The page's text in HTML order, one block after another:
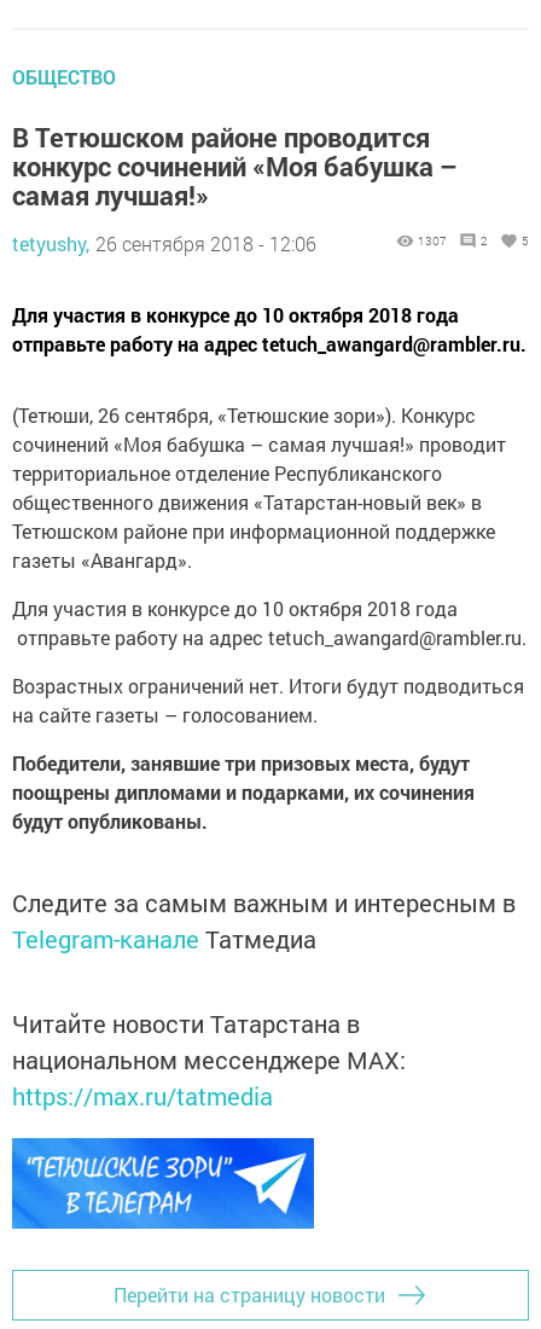
ОБЩЕСТВО
В Тетюшском районе проводится
конкурс сочинений «Моя ­бабушка –
самая лучшая!»
tetyushy, 26 сентября 2018 - 12:06 1307 2 5
Для участия в конкурсе до 10 октяб­ря 2018 года
отправьте работу на адрес tetuch_awangard@rambler.ru.
(Тетюши, 26 сентября, «Тетюшские зори»). Конкурс
сочинений «Моя ­бабушка – самая лучшая!» проводит
территориальное отделение Респуб­ликанского
общественного движения «Татарстан-новый век» в
Тетюшском районе при информационной поддержке
газеты «Авангард».
Для участия в конкурсе до 10 октяб­ря 2018 года
отправьте работу на адрес tetuch_awangard@rambler.ru.
Возрастных ограничений нет. Итоги будут подводиться
на сайте газеты – голосованием.
Победители, занявшие три призовых места, будут
поощрены дипломами и подарками, их сочинения
будут опубликованы.
Следите за самым важным и интересным в
Telegram-канале Татмедиа
Читайте новости Татарстана в
национальном мессенджере MАХ:
https://max.ru/tatmedia
Перейти на страницу новости